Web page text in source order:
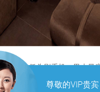
尊敬的VIP贵宾
开车、低头刷手机，男士最
子发硬、肩膀沉重、抬头酸